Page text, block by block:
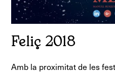
Feliç 2018
Amb la proximitat de les